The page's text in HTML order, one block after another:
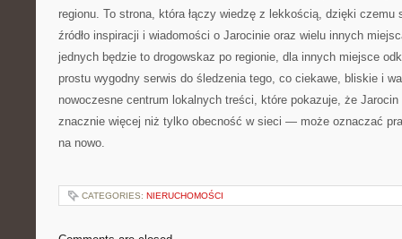
regionu. To strona, która łączy wiedzę z lekkością, dzięki czemu
źródło inspiracji i wiadomości o Jarocinie oraz wielu innych
jednych będzie to drogowskaz po regionie, dla innych miejsce
prostu wygodny serwis do śledzenia tego, co ciekawe, bliskie i
nowoczesne centrum lokalnych treści, które pokazuje, że
znacznie więcej niż tylko obecność w sieci — może oznaczać
na nowo.
CATEGORIES: NIERUCHOMOŚCI